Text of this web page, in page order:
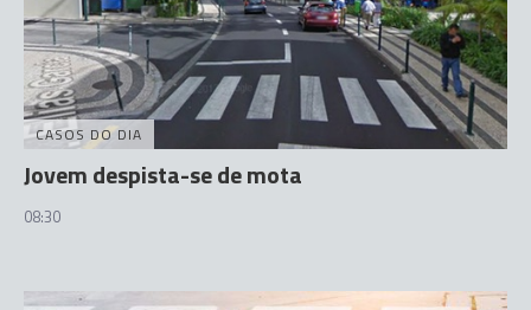
CASOS DO DIA
Jovem despista-se de mota
08:30